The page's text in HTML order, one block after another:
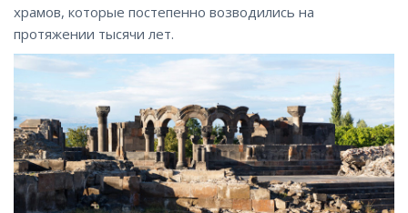
храмов, которые постепенно возводились на
протяжении тысячи лет.